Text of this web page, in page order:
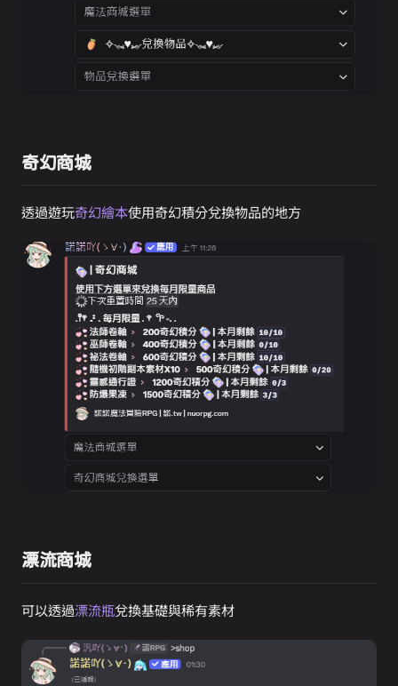
奇幻商城
透過遊玩奇幻繪本使用奇幻積分兌換物品的地方
漂流商城
可以透過漂流瓶兌換基礎與稀有素材